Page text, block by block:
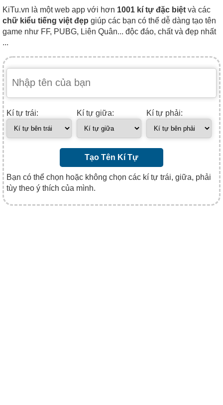
KiTu.vn là một web app với hơn 1001 kí tự đặc biệt và các
chữ kiểu tiếng việt đẹp giúp các bạn có thể dễ dàng tạo tên
game như FF, PUBG, Liên Quân... độc đáo, chất và đẹp nhất
...
Kí tự trái: Kí tự giữa: Kí tự phải:
Tạo Tên Kí Tự
Bạn có thể chọn hoặc không chọn các kí tự trái, giữa, phải
tùy theo ý thích của mình.